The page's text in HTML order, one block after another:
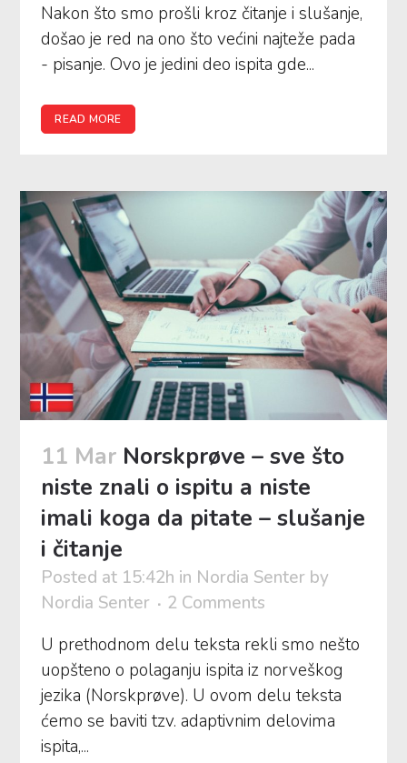
Nakon što smo prošli kroz čitanje i slušanje,
došao je red na ono što većini najteže pada
- pisanje. Ovo je jedini deo ispita gde...
READ MORE
11 Mar Norskprøve – sve što
niste znali o ispitu a niste
imali koga da pitate – slušanje
i čitanje
Posted at 15:42h in Nordia Senter by
Nordia Senter
2 Comments
U prethodnom delu teksta rekli smo nešto
uopšteno o polaganju ispita iz norveškog
jezika (Norskprøve). U ovom delu teksta
ćemo se baviti tzv. adaptivnim delovima
ispita,...